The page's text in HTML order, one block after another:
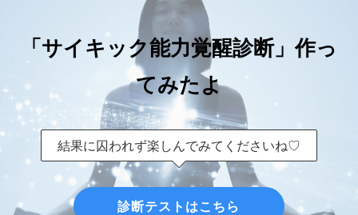
「サイキック能力覚醒診断」作っ
てみたよ
結果に囚われず楽しんでみてくださいね♡
診断テストはこちら